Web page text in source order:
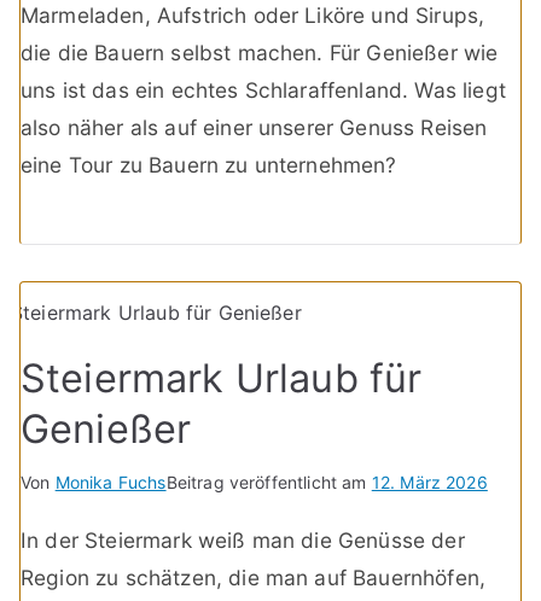
Marmeladen, Aufstrich oder Liköre und Sirups,
die die Bauern selbst machen. Für Genießer wie
uns ist das ein echtes Schlaraffenland. Was liegt
also näher als auf einer unserer Genuss Reisen
eine Tour zu Bauern zu unternehmen?
Steiermark Urlaub für
Genießer
Von Monika FuchsBeitrag veröffentlicht am 12. März 2026
In der Steiermark weiß man die Genüsse der
Region zu schätzen, die man auf Bauernhöfen,